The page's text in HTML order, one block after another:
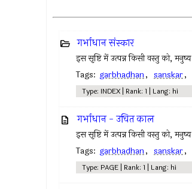
गर्भाधान संस्कार
इस सृष्टि में उत्पन्न किसी वस्तु को,
Tags: garbhadhan, sanskar,
Type: INDEX | Rank: 1 | Lang: hi
गर्भाधान - उचित काल
इस सृष्टि में उत्पन्न किसी वस्तु को,
Tags: garbhadhan, sanskar,
Type: PAGE | Rank: 1 | Lang: hi